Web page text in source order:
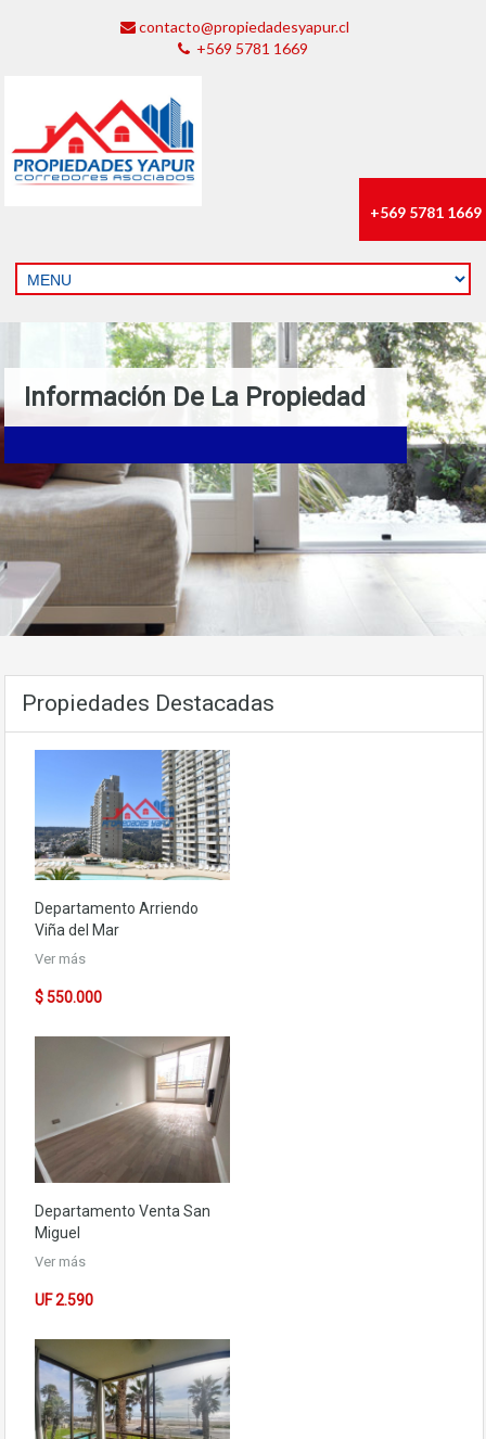
contacto@propiedadesyapur.cl
+569 5781 1669
+569 5781 1669
Información De La Propiedad
Propiedades Destacadas
Departamento Arriendo
Viña del Mar
Ver más
$ 550.000
Departamento Venta San
Miguel
Ver más
UF 2.590